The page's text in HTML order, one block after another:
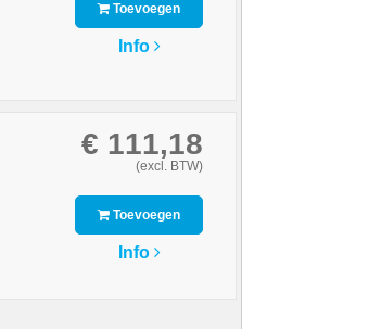
Toevoegen
Info
€ 111,18
(excl. BTW)
Toevoegen
Info